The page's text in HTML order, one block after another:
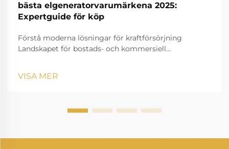
bästa elgeneratorvarumärkena 2025:
Expertguide för köp
Förstå moderna lösningar för kraftförsörjning
Landskapet för bostads- och kommersiell
har tillgång till en pålitlig elgenerator blivit allt mer...
VISA MER